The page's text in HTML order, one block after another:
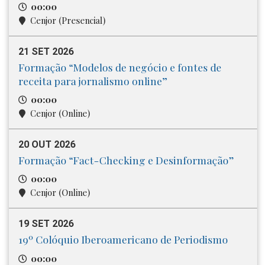
00:00
Cenjor (Presencial)
21 SET 2026
Formação “Modelos de negócio e fontes de
receita para jornalismo online”
00:00
Cenjor (Online)
20 OUT 2026
Formação “Fact-Checking e Desinformação”
00:00
Cenjor (Online)
19 SET 2026
19º Colóquio Iberoamericano de Periodismo
00:00